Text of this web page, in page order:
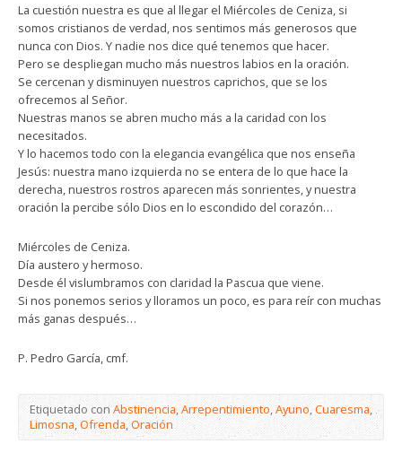
La cuestión nuestra es que al llegar el Miércoles de Ceniza, si
somos cristianos de verdad, nos sentimos más generosos que
nunca con Dios. Y nadie nos dice qué tenemos que hacer.
Pero se despliegan mucho más nuestros labios en la oración.
Se cercenan y disminuyen nuestros caprichos, que se los
ofrecemos al Señor.
Nuestras manos se abren mucho más a la caridad con los
necesitados.
Y lo hacemos todo con la elegancia evangélica que nos enseña
Jesús: nuestra mano izquierda no se entera de lo que hace la
derecha, nuestros rostros aparecen más sonrientes, y nuestra
oración la percibe sólo Dios en lo escondido del corazón…
Miércoles de Ceniza.
Día austero y hermoso.
Desde él vislumbramos con claridad la Pascua que viene.
Si nos ponemos serios y lloramos un poco, es para reír con muchas
más ganas después…
P. Pedro García, cmf.
Etiquetado conAbstinencia,Arrepentimiento,Ayuno,Cuaresma,
Limosna,Ofrenda,Oración